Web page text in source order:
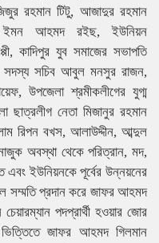
রহমান টিটু, আজাদুর রহমান
আহমদ রইছ, ইউনিয়ন
কাদিপুর যুব সমাজের সভাপতি
সদস্য সচিব আবুল মনসুর রাজন,
উপজেলা শ্রমীকলীগের যুগ্ম
নেতা মিজানুর রহমান
রিপন বখস, আলাউদ্দীন, আব্দুল
অবস্থা থেকে পরিত্রান, মদ,
এবং ইউনিয়নকে পূর্বের উন্নয়নের
সম্মতি প্রদান করে জাফর আহমদ
পদপ্রার্থী হওয়ার জোর
জাফর আহমদ গিলমান